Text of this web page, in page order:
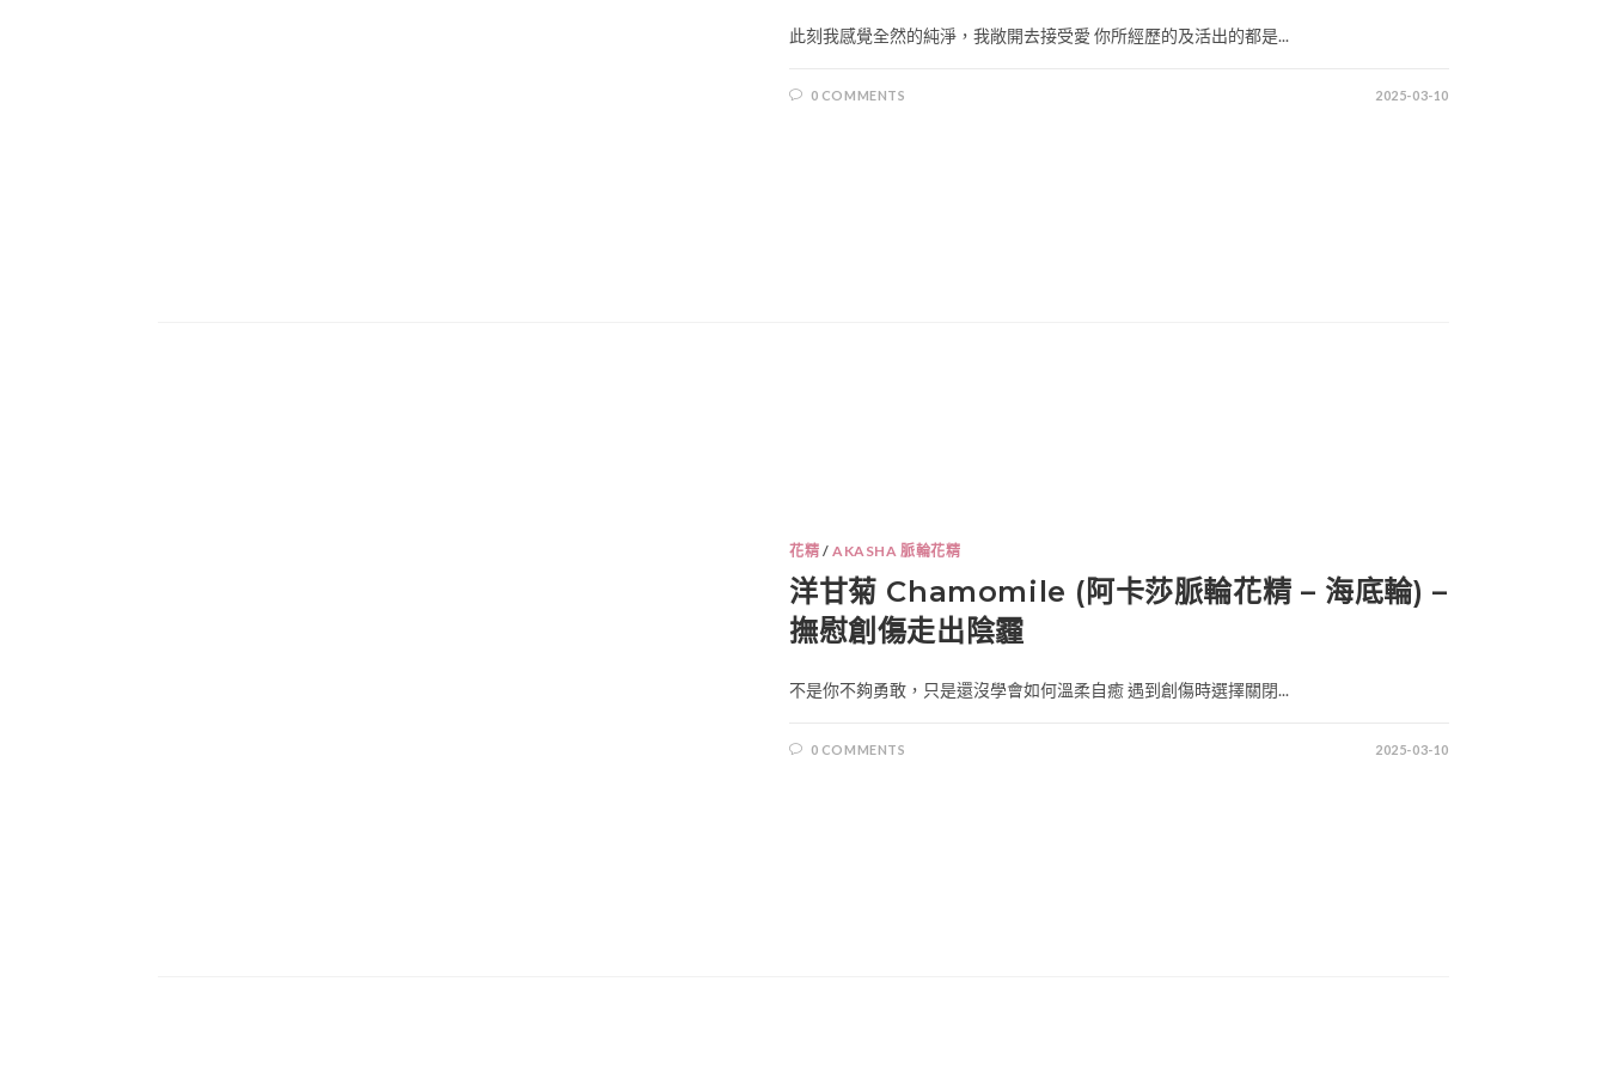
此刻我感覺全然的純淨，我敞開去接受愛 你所經歷的及活出的都是...
0 COMMENTS 2025-03-10
花精 /AKASHA 脈輪花精
洋甘菊 Chamomile (阿卡莎脈輪花精 – 海底輪) –
撫慰創傷走出陰霾
不是你不夠勇敢，只是還沒學會如何溫柔自癒 遇到創傷時選擇關閉...
0 COMMENTS 2025-03-10